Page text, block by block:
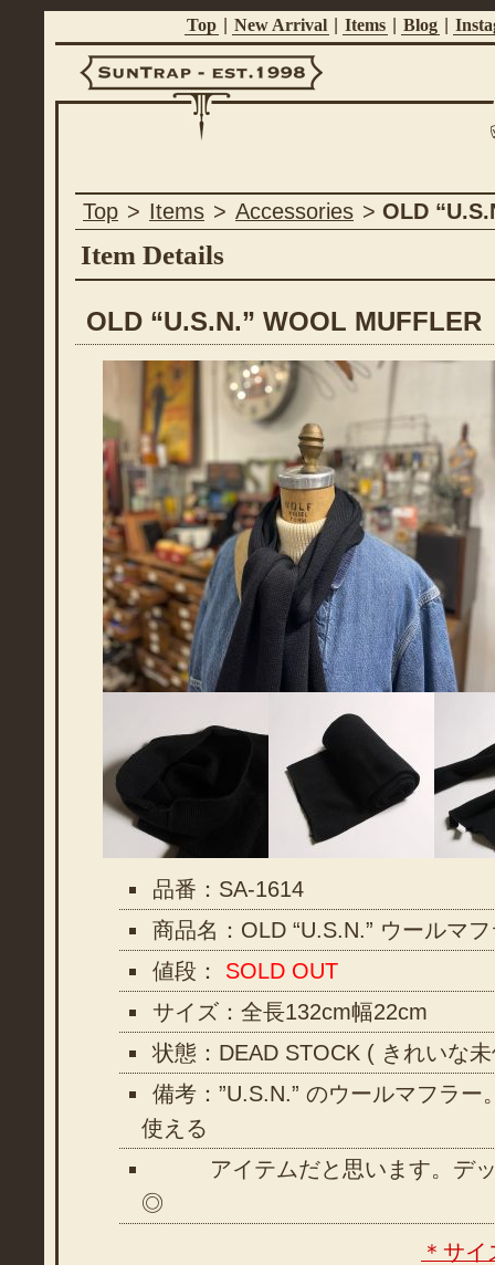
Top New Arrival Items Blog
Est.1998
Top > Items > Accessories > OLD
Item Details
OLD “U.S.N.” WOOL MUFFLER
品番：SA-1614
商品名：OLD “U.S.N.” ウールマ
値段： SOLD OUT
サイズ：全長132cm幅22cm
状態：DEAD STOCK ( きれいな
備考：”U.S.N.” のウールマフラ
使える
アイテムだと思います。デッ
◎
＊サ